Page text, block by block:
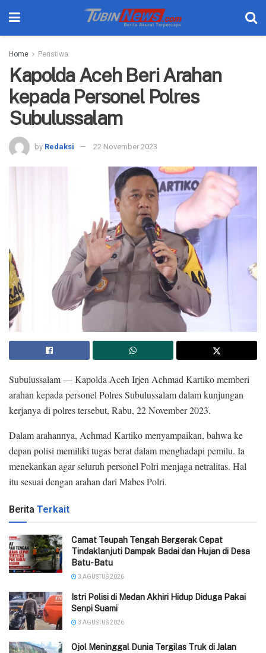
Home Peristiwa
Kapolda Aceh Beri Arahan
kepada Personel Polres
Subulussalam
by Redaksi 22 November 2023
Subulussalam — Kapolda Aceh Irjen Achmad Kartiko memberi
arahan kepada personel Polres Subulussalam dalam kunjungan
kerjanya di polres tersebut, Rabu, 22 November 2023.
Dalam arahannya, Achmad Kartiko menyampaikan, bahwa ke
depan polisi memiliki tugas berat dalam menghadapi pemilu. Ia
menekankan agar seluruh personel Polri menjaga netralitas. Hal
itu sesuai dengan arahan dari Mabes Polri.
Berita Terkait
Camat Teupah Tengah Bergerak Cepat
Tindaklanjuti Dampak Badai dan Hujan di Desa
Batu-Batu
3 AGUSTUS 2026
‎Istri Polisi di Medan Akhiri Hidup Diduga Pakai
Senpi Suami
3 AGUSTUS 2026
Ojol Meninggal Dunia Tergilas Truk di Jalan